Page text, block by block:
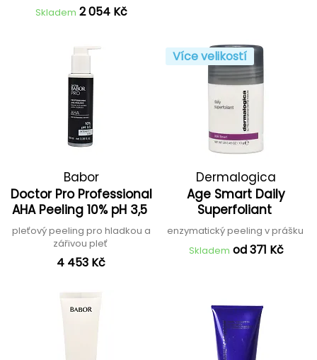
Skladem 2 054 Kč
Babor
Doctor Pro Professional
AHA Peeling 10% pH 3,5
pleťový peeling pro hladkou a
zářivou pleť
4 453 Kč
Více velikostí
Dermalogica
Age Smart Daily
Superfoliant
enzymatický peeling v prášku
Skladem od 371 Kč